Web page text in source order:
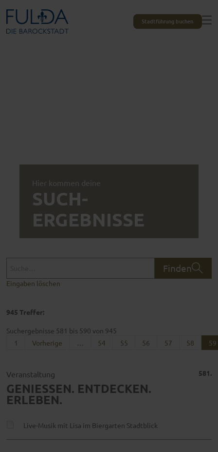
Stadtführung buchen
Hier kommen deine
SUCH­
ERGEBNISSE
Finden
Eingaben löschen
945 Treffer:
Suchergebnisse 581 bis 590 von 945
1
Vorherige … 54 55 56 57 58 59
Veranstaltung
GENIESSEN. ENTDECKEN. E
RLEBEN.
581.
Live-Musik mit Lisa im Biergarten Stadtblick